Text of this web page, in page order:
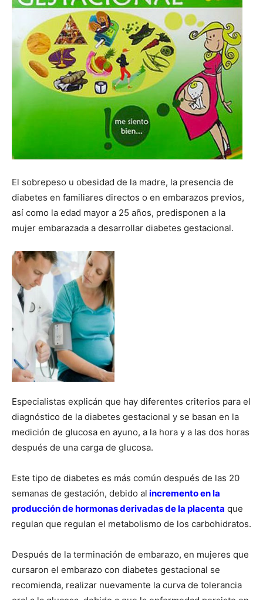
El sobrepeso u obesidad de la madre, la presencia de
diabetes en familiares directos o en embarazos previos,
así como la edad mayor a 25 años, predisponen a la
mujer embarazada a desarrollar diabetes gestacional.
Especialistas explicán que hay diferentes criterios para el
diagnóstico de la diabetes gestacional y se basan en la
medición de glucosa en ayuno, a la hora y a las dos horas
después de una carga de glucosa.
Este tipo de diabetes es más común después de las 20
semanas de gestación, debido al incremento en la
producción de hormonas derivadas de la placenta que
regulan que regulan el metabolismo de los carbohidratos.
Después de la terminación de embarazo, en mujeres que
cursaron el embarazo con diabetes gestacional se
recomienda, realizar nuevamente la curva de tolerancia